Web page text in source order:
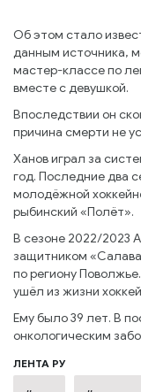
Об этом стало
данным источника,
мастер-классе по
вместе с девушкой.
Впоследствии он
причина смерти не
Ханов играл за
год. Последние два
молодёжной
рыбинский «Полёт».
В сезоне 2022/2023
защитником
по региону
ушёл из жизни
Ему было 39 лет. В
онкологическим
ЛЕНТА РУ